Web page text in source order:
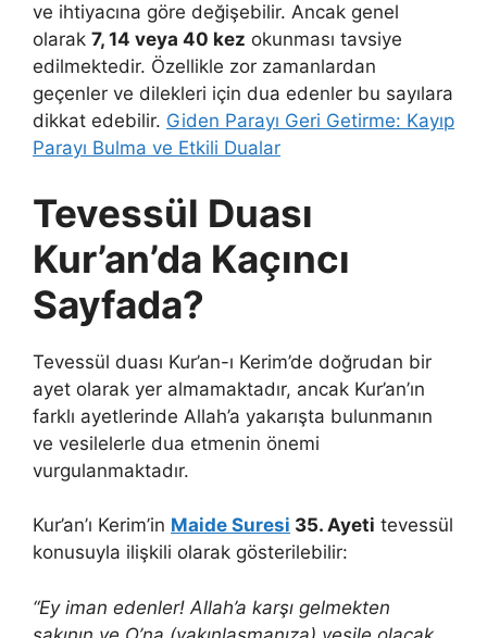
ve ihtiyacına göre değişebilir. Ancak genel
olarak 7, 14 veya 40 kez okunması tavsiye
edilmektedir. Özellikle zor zamanlardan
geçenler ve dilekleri için dua edenler bu sayılara
dikkat edebilir. Giden Parayı Geri Getirme: Kayıp
Parayı Bulma ve Etkili Dualar
Tevessül Duası
Kur’an’da Kaçıncı
Sayfada?
Tevessül duası Kur’an-ı Kerim’de doğrudan bir
ayet olarak yer almamaktadır, ancak Kur’an’ın
farklı ayetlerinde Allah’a yakarışta bulunmanın
ve vesilelerle dua etmenin önemi
vurgulanmaktadır.
Kur’an’ı Kerim’in Maide Suresi 35. Ayeti tevessül
konusuyla ilişkili olarak gösterilebilir:
“Ey iman edenler! Allah’a karşı gelmekten